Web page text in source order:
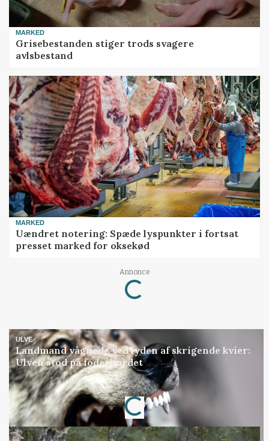
MARKED
Grisebestanden stiger trods svagere
avlsbestand
MARKED
Uændret notering: Spæde lyspunkter i fortsat
presset marked for oksekød
Annonce
Loading...
ULVE
Landmand vågnede ved lyden af skrigende kvier:
Ulven stod på foderbordet
Annonce
Loading...